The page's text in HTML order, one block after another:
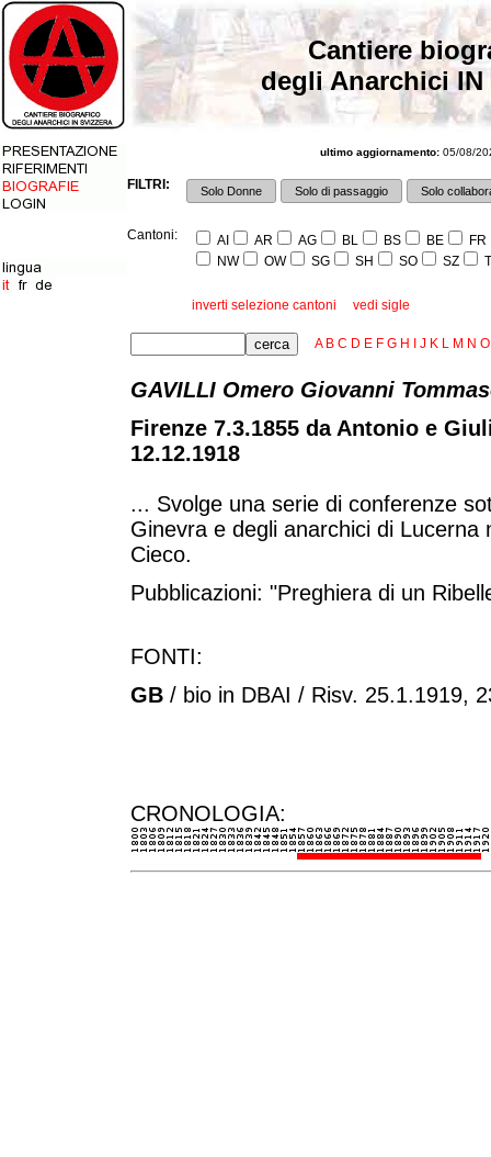
Cantiere
degli Anarchici IN
ultimo aggiornamento: 05/08/
FILTRI: Solo Donne Solo di passaggio Solo
Cantoni: AI AR AG BL BS BE
FR
NW
OW SG SH SO SZ
inverti selezione cantoni vedi sigle
A B C D E F G H J K L M N O
GAVILLI Omero Giovanni
Firenze 7.3.1855 da Antonio e
12.12.1918
... Svolge una serie di conferenze
Ginevra e degli anarchici di
Cieco.
Pubblicazioni: "Preghiera di un
FONTI:
GB / bio in DBAI / Risv. 25.1.1919,
CRONOLOGIA: